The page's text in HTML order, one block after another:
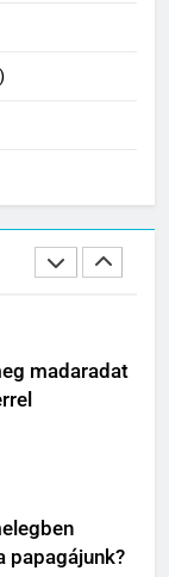
papagájnak
tál mag – és